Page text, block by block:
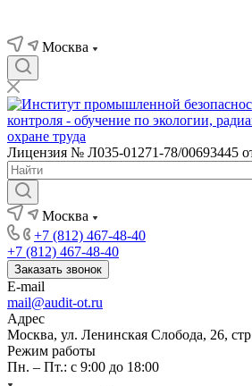
Москва
Лицензия № Л035-01271-78/00693445
Москва
+7 (812) 467-48-40
+7 (812) 467-48-40
Заказать звонок
E-mail
mail@audit-ot.ru
Адрес
Москва, ул. Ленинская Слобода, 26,
Режим работы
Пн. – Пт.: с 9:00 до 18:00